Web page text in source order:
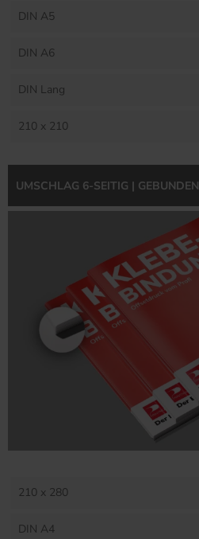
DIN A5
DIN A6
DIN Lang
210 x 210
UMSCHLAG 6-SEITIG | GEBUNDEN
210 x 280
DIN A4